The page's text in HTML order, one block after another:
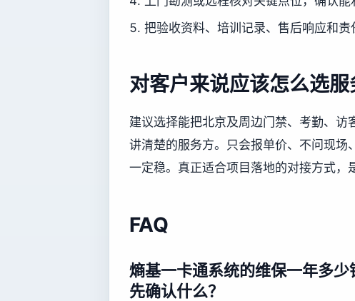
把验收资料、培训记录、售后响应和责
对客户来说应该怎么选服
建议选择能把北京及周边门禁、考勤、访
讲清楚的服务方。只会报单价、不问现
一定稳。真正适合项目落地的对接方式，
FAQ
熵基一卡通系统的维保一年多
先确认什么？